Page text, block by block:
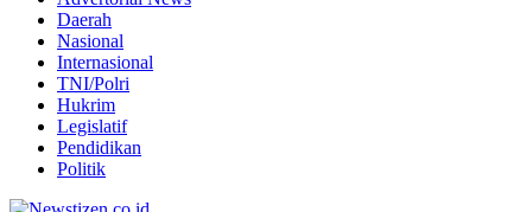
Daerah
Nasional
Internasional
TNI/Polri
Hukrim
Legislatif
Pendidikan
Politik